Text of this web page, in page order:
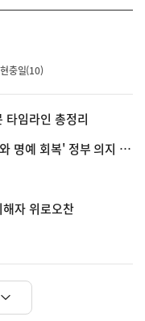
충일(10)
타임라인 총정리
예 회복' 정부 의지 전달
자 위로오찬